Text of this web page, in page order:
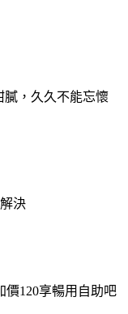
膩，久久不能忘懷
決
價120享暢用自助吧